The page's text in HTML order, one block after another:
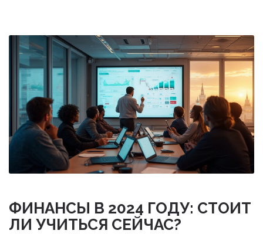
ФИНАНСЫ В 2024 ГОДУ: СТОИТ
ЛИ УЧИТЬСЯ СЕЙЧАС?